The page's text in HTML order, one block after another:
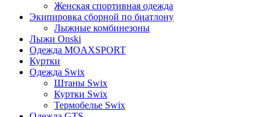
Женская спортивная одежда
Экипировка сборной по биатлону
Лыжные комбинезоны
Лыжи Onski
Одежда MOAXSPORT
Куртки
Одежда Swix
Штаны Swix
Куртки Swix
Термобелье Swix